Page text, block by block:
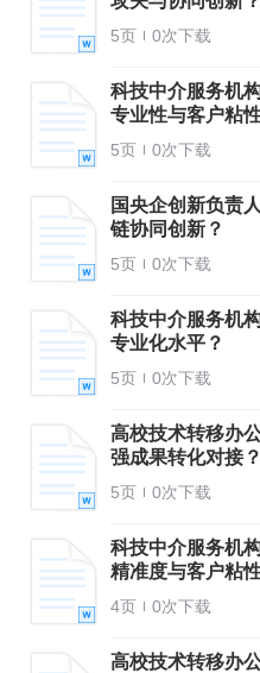
5页 0次下载
科技中介服务机
专业性与客户粘
5页 0次下载
国央企创新负责
链协同创新？
5页 0次下载
科技中介服务机
专业化水平？
5页 0次下载
高校技术转移办
强成果转化对接？
5页 0次下载
科技中介服务机
精准度与客户粘
4页 0次下载
高校技术转移办